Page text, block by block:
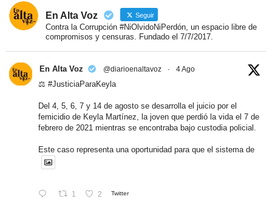
En Alta Voz Seguir
Contra la Corrupción #NiOlvidoNiPerdón, un espacio libre de
compromisos y censuras. Fundado el 7/7/2017.
En Alta Voz @diarioenaltavoz · 4 Ago
⚖️ #JusticiaParaKeyla
Del 4, 5, 6, 7 y 14 de agosto se desarrolla el juicio por el
femicidio de Keyla Martínez, la joven que perdió la vida el 7 de
febrero de 2021 mientras se encontraba bajo custodia policial.
Este caso representa una oportunidad para que el sistema de
1 2 Twitter